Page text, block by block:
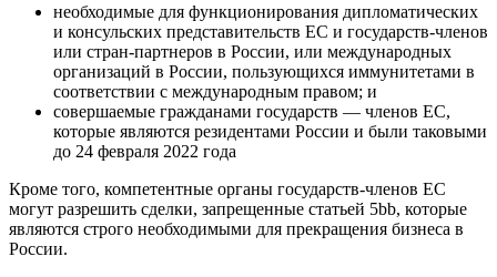
необходимые для функционирования дипломатических
и консульских представительств ЕС и государств-членов
или стран-партнеров в России, или международных
организаций в России, пользующихся иммунитетами в
соответствии с международным правом; и
совершаемые гражданами государств — членов ЕС,
которые являются резидентами России и были таковыми
до 24 февраля 2022 года
Кроме того, компетентные органы государств-членов ЕС
могут разрешить сделки, запрещенные статьей 5bb, которые
являются строго необходимыми для прекращения бизнеса в
России.